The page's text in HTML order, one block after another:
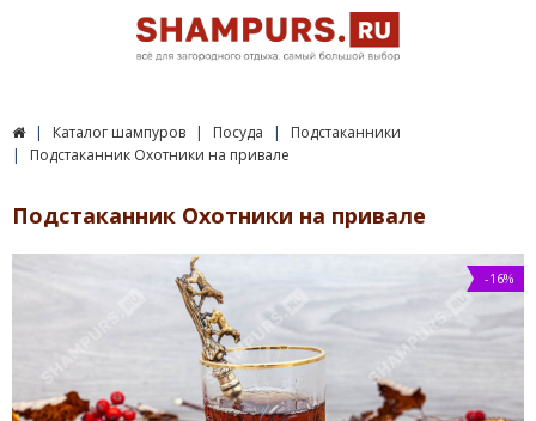
Каталог шампуров Посуда
Подстаканники
Подстаканник Охотники на привале
Подстаканник Охотники на привале
-16%